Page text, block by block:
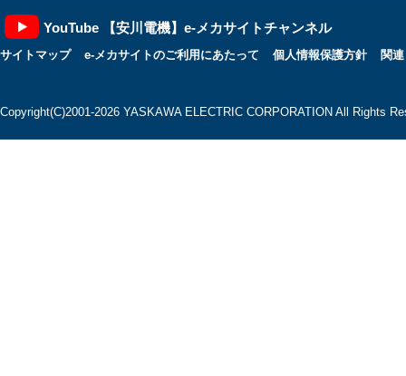
YouTube 【安川電機】e-メカサイトチャンネル
サイトマップ e-メカサイトのご利用にあたって 個人情報保護方針 関
Copyright(C)2001‐2026 YASKAWA ELECTRIC CORPORATION All Rights